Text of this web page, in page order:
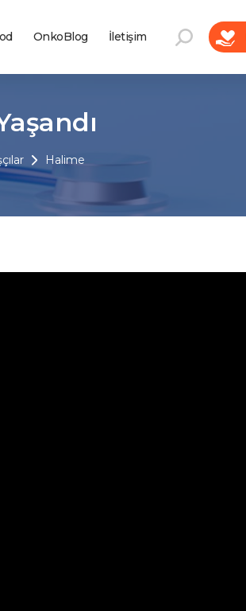
OnkoBlog İletişim
Halime